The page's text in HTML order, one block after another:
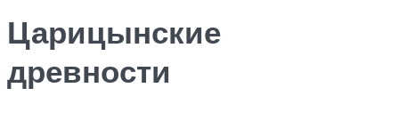
Царицынские
древности